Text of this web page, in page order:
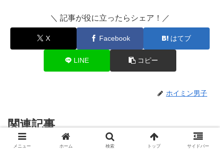
＼ 記事が役に立ったらシェア！／
X Facebook はてブ
LINE コピー
ホイミン男子
関連記事
メニュー ホーム 検索 トップ サイドバー